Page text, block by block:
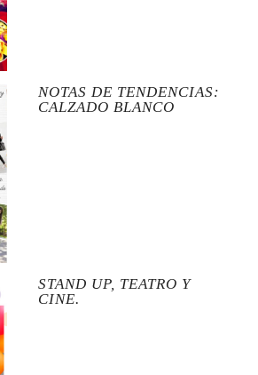
NOTAS DE TENDENCIAS:
CALZADO BLANCO
STAND UP, TEATRO Y
CINE.